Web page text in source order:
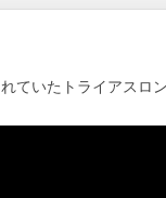
ていたトライアスロ